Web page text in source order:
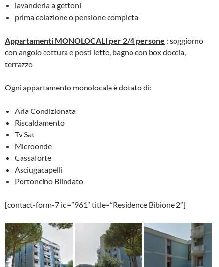
lavanderia a gettoni
prima colazione o pensione completa
Appartamenti MONOLOCALI per 2/4 persone : soggiorno
con angolo cottura e posti letto, bagno con box doccia,
terrazzo
Ogni appartamento monolocale è dotato di:
Aria Condizionata
Riscaldamento
Tv Sat
Microonde
Cassaforte
Asciugacapelli
Portoncino Blindato
[contact-form-7 id=”961″ title=”Residence Bibione 2″]